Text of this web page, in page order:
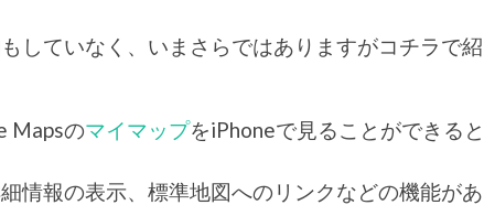
していなく、いまさらではありますがコチラで紹
MapsのマイマップをiPhoneで見ることができると
情報の表示、標準地図へのリンクなどの機能があ